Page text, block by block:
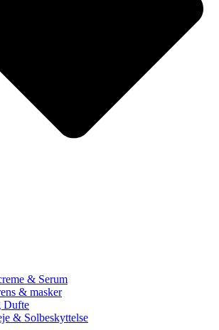
& Serum
& masker
Dufte
& Solbeskyttelse